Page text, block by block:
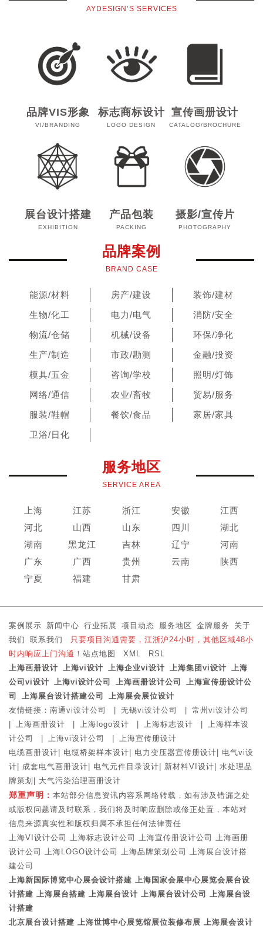
AYDESIGN’S SERVICES
品牌VIS形象
VI/BRANDING
标志商标设计
LOGO DESIGN
宣传画册设计
CATALOG/BROCHURE
展台设计搭建
EXHIBITION
产品包装
PACKING
摄影/宣传片
PHOTOGRAPHY
品牌案例
BRAND CASE
能源/材料 房产/建设
装饰/建材
生物/化工
电力/电气
消防/安全
物流/仓储
机械/设备
环保/净化
生产/制造
市政/勘测
金融/投资
模具/五金
咨询/学校
照明/灯饰
网络/通信
农业/畜牧
贸易/服务
服装/鞋帽
餐饮/食品
家居/家具
卫浴/日化
服务地区
SERVICE AREA
上海 江苏 浙江 安徽
江西
河北
山西 山东 四川
湖北
湖南
黑龙江 吉林 辽宁
河南
广东
广西 贵州 云南
陕西
宁夏
福建 甘肃
案例展示 新闻中心 行业拓展 项目动态 服务地区 金牌服务
关于
我们
联系我们
只要项目沟通需要，江浙沪24小时，其他区域48小
时内响应上门沟通！ 站点地图 XML
RSL
上海画册设计 上海vi设计 上海企业vi设计 上海集团vi设计 上海
公司vi设计 上海vi设计公司 上海画册设计公司
上海宣传册设计公
司
上海展台设计搭建公司
上海展会展位设计
友情链接： 南通vi设计公司 无锡vi设计公司
常州vi设计公司
上海画册设计 上海logo设计 上海标志设计
上海样本设
计公司
上海vi设计公司
上海宣传册设计
电缆画册设计
电缆桥架样本设计 电力变压器宣传册设计
电气vi设
计
成套电气画册设计 电气元件目录设计 新材料VI设计
水处理品
牌策划
大气污染治理画册设计
郑重声明： 本站部分信息资讯内容系网络转载，如有涉及错漏之处
或版权问题请及时联系，我们将及时响应删除或修正处置，本站对
信息来源真实性和版权归属不承担任何法律责任
上海VI设计公司 上海标志设计公司 上海宣传册设计公司 上海画册
设计公司 上海LOGO设计公司 上海品牌策划公司 上海展台设计搭
建公司
上海新国际博览中心展会设计搭建 上海国家会展中心展览会展台设
计搭建 上海展台搭建 上海展台设计 上海展台设计公司 上海展台设
计搭建
北京展台设计搭建 上海世博中心展览馆展位装修布展 上海展会设计